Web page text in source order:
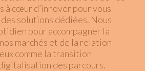
à cœur d’innover pour vous
solutions dédiées. Nous
pour accompagner la
marchés et de la relation
comme la transition
des parcours.